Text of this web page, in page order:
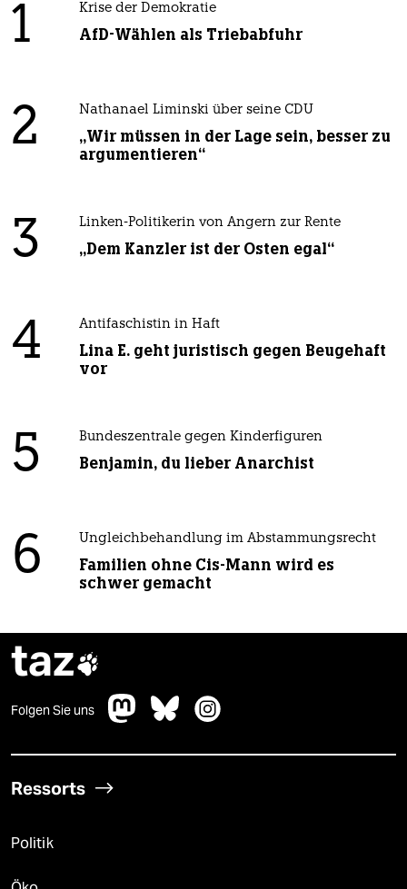
1 Krise der Demokratie
AfD-Wählen als Triebabfuhr
2 Nathanael Liminski über seine CDU
„Wir müssen in der Lage sein, besser zu
argumentieren“
3 Linken-Politikerin von Angern zur Rente
„Dem Kanzler ist der Osten egal“
4 Antifaschistin in Haft
Lina E. geht juristisch gegen Beugehaft
vor
5 Bundeszentrale gegen Kinderfiguren
Benjamin, du lieber Anarchist
6 Ungleichbehandlung im Abstammungsrecht
Familien ohne Cis-Mann wird es
schwer gemacht
taz
Folgen Sie uns
Ressorts
Politik